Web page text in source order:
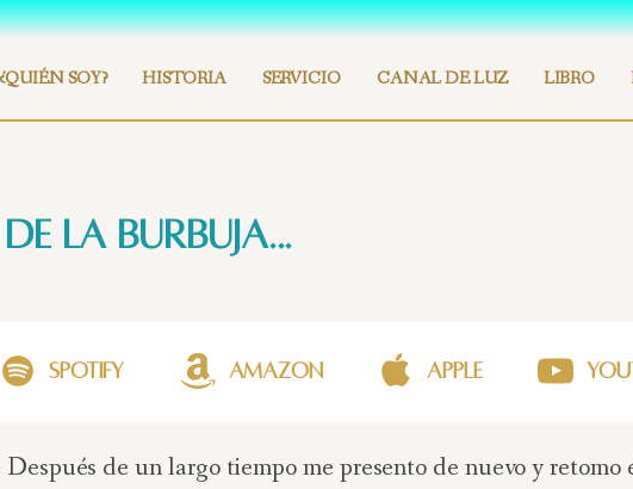
¿QUIÉN SOY? HISTORIA SERVICIO CANAL DE LUZ LIBRO
la Burbuja...
Spotify Amazon Apple
Después de un largo tiempo me presento de nuevo y